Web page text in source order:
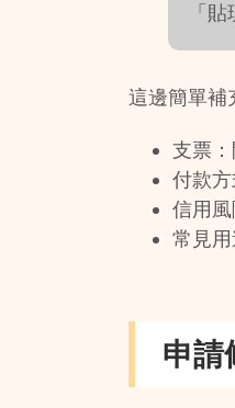
「
這邊簡單補
支票
付款
信用
常見
申請